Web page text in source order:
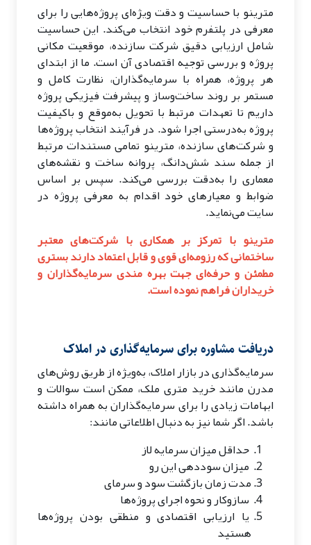
مترینو با حساسیت و دقت ویژه‌ای پروژه‌هایی را برای
معرفی در پلتفرم خود انتخاب می‌کند. این حساسیت
شامل ارزیابی دقیق شرکت سازنده، موقعیت مکانی
پروژه و بررسی توجیه اقتصادی آن است. ما از ابتدای
هر پروژه، همراه با سرمایه‌گذاران، نظارت کامل و
مستمر بر روند ساخت‌وساز و پیشرفت فیزیکی پروژه
داریم تا تعهدات مرتبط با تحویل به‌موقع و باکیفیت
پروژه به‌درستی اجرا شود. در فرآیند انتخاب پروژه‌ها
و شرکت‌های سازنده، مترینو تمامی مستندات مرتبط
از جمله سند شش‌دانگ، پروانه ساخت و نقشه‌های
معماری را به‌دقت بررسی می‌کند. سپس بر اساس
ضوابط و معیارهای خود اقدام به معرفی پروژه در
سایت می‌نماید.
مترینو با تمرکز بر همکاری با شرکت‌های معتبر
ساختمانی که رزومه‌ای قوی و قابل اعتماد دارند بستری
مطمئن و حرفه‌ای جهت بهره مندی سرمایه‌گذاران و
خریداران فراهم نموده است.
دریافت مشاوره برای سرمایه‌گذاری در املاک
سرمایه‌گذاری در بازار املاک، به‌ویژه از طریق روش‌های
مدرن مانند خرید متری ملک، ممکن است سوالات و
ابهامات زیادی را برای سرمایه‌گذاران به همراه داشته
باشد. اگر شما نیز به دنبال اطلاعاتی مانند:
حداقل میزان سرمایه لاز
میزان سوددهی این رو
مدت زمان بازگشت سود و سرمای
سازوکار و نحوه اجرای پروژه‌ها
یا ارزیابی اقتصادی و منطقی بودن پروژه‌ها
هستید